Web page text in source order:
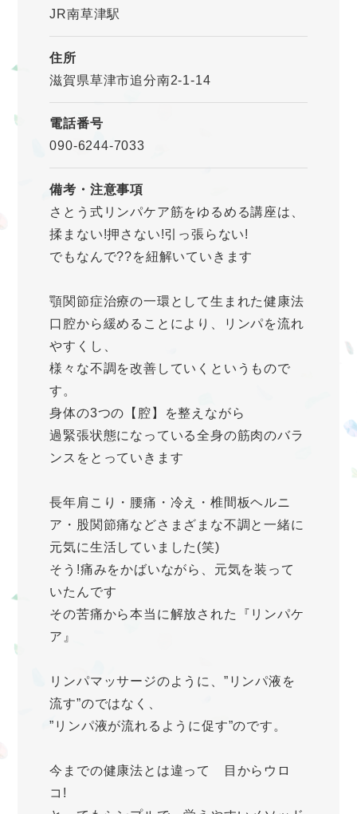
JR南草津駅
住所
滋賀県草津市追分南2-1-14
電話番号
090-6244-7033
備考・注意事項
さとう式リンパケア筋をゆるめる講座は、
揉まない!押さない!引っ張らない!
でもなんで??を紐解いていきます
顎関節症治療の一環として生まれた健康法
口腔から緩めることにより、リンパを流れ
やすくし、
様々な不調を改善していくというもので
す。
身体の3つの【腔】を整えながら
過緊張状態になっている全身の筋肉のバラ
ンスをとっていきます
長年肩こり・腰痛・冷え・椎間板ヘルニ
ア・股関節痛などさまざまな不調と一緒に
元気に生活していました(笑)
そう!痛みをかばいながら、元気を装って
いたんです
その苦痛から本当に解放された『リンパケ
ア』
リンパマッサージのように、”リンパ液を
流す”のではなく、
”リンパ液が流れるように促す”のです。
今までの健康法とは違って 目からウロ
コ!